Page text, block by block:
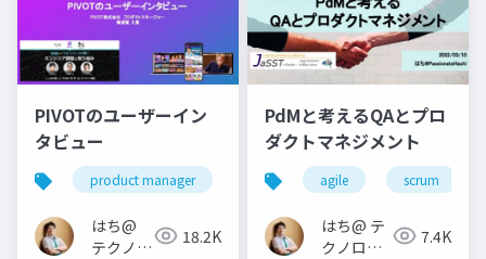
PIVOTのユーザーイン
タビュー
product manager ユーザーインタビュー
はち@
テクノロ
18.2K
PdMと考えるQAとプロ
ダクトマネジメント
agile scrum
はち@ テ
クノロジ
7.4K